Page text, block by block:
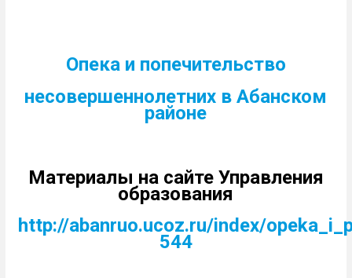
Опека и попечительство
несовершеннолетних в Абанском
районе
Материалы на сайте Управления
образования
http://abanruo.ucoz.ru/index/
544